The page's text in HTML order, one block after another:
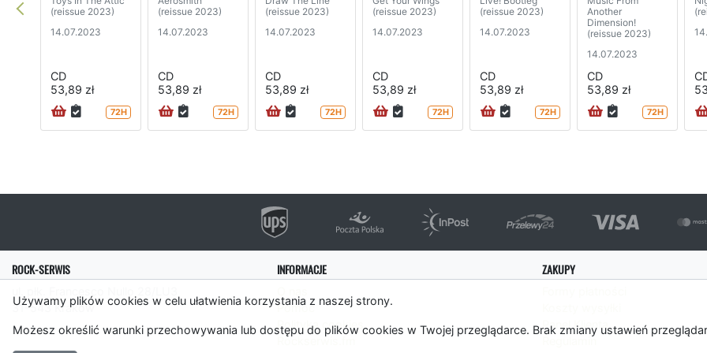
Używamy plików cookies w celu ułatwienia korzystania z naszej strony.
Możesz określić warunki przechowywania lub dostępu do plików cookies w Twojej przeglądarce. Brak zmiany ustawień
(reissue 2023)
14.07.2023
CD
53,89 zł
72H
(reissue 2023)
14.07.2023
CD
53,89 zł
72H
(reissue 2023)
14.07.2023
CD
53,89 zł
72H
(reissue 2023)
14.07.2023
CD
53,89 zł
72H
(reissue 2023)
14.07.2023
CD
53,89 zł
72H
Another
Dimension!
(reissue 2023)
14.07.2023
CD
53,89 zł
72H
ROCK-SERWIS
31-543 Kraków
INFORMACJE
Pomoc
Polityka cookies
Rockserwis.fm
ZAKUPY
Panel Klienta
Regulamin